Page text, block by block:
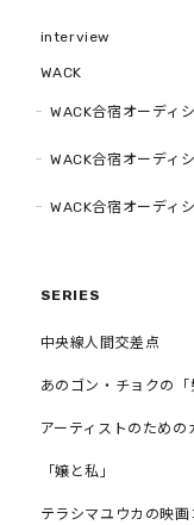
interview
WACK
WACK合宿オーディ
WACK合宿オーディ
WACK合宿オーディ
SERIES
中央線人間交差点
あのゴン・チョクの「
アーティストのための
「嬢と私」
テラシマユウカの映画